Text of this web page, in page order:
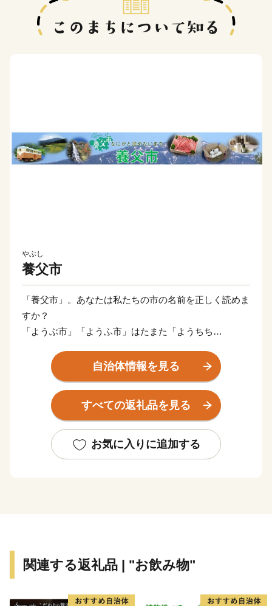
やぶし
養父市
「養父市」。あなたは私たちの市の名前を正しく読めま
すか？
「ようぶ市」「ようふ市」はたまた「ようちち
正解は「やぶ市」と言います。漢字が難しすぎてあまり
知られていないのですが、実は色々と凄いんです！！
兵庫県の北部「但馬地域」の真ん中に位置する「養父
（やぶ）市」は、人口23,454人（令和元年５月現在）。
（中山間農業改革特区）に指定され、中山間地域の農業
て農業関連だけでなく、自家用有償旅客事業（やぶく
自治体情報を見る
すべての返礼品を見る
お気に入りに追加する
関連する返礼品 | "お飲み物"